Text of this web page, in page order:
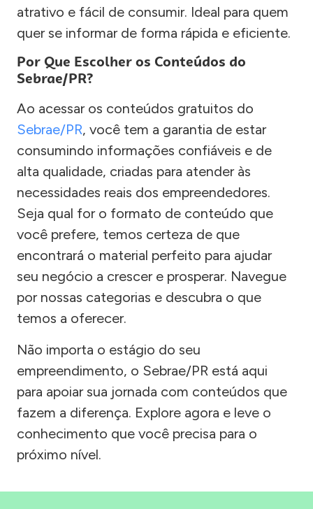
atrativo e fácil de consumir. Ideal para quem
quer se informar de forma rápida e eficiente.
Por Que Escolher os Conteúdos do
Sebrae/PR?
Ao acessar os conteúdos gratuitos do
Sebrae/PR, você tem a garantia de estar
consumindo informações confiáveis e de
alta qualidade, criadas para atender às
necessidades reais dos empreendedores.
Seja qual for o formato de conteúdo que
você prefere, temos certeza de que
encontrará o material perfeito para ajudar
seu negócio a crescer e prosperar. Navegue
por nossas categorias e descubra o que
temos a oferecer.
Não importa o estágio do seu
empreendimento, o Sebrae/PR está aqui
para apoiar sua jornada com conteúdos que
fazem a diferença. Explore agora e leve o
conhecimento que você precisa para o
próximo nível.